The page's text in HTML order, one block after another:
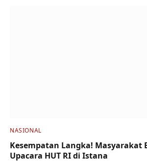
NASIONAL
Kesempatan Langka! Masyarakat
Upacara HUT RI di Istana